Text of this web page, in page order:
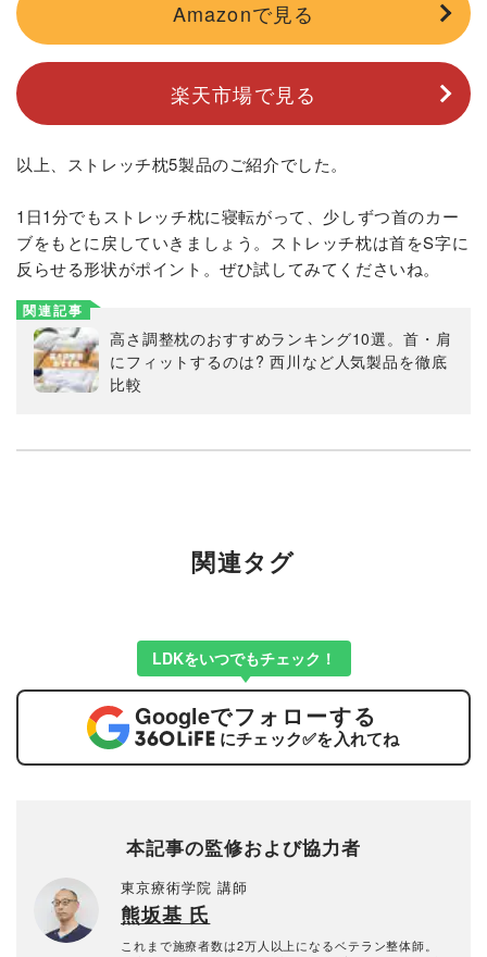
Amazonで見る
楽天市場で見る
以上、ストレッチ枕5製品のご紹介でした。
1日1分でもストレッチ枕に寝転がって、少しずつ首のカー
ブをもとに戻していきましょう。ストレッチ枕は首をS字に
反らせる形状がポイント。ぜひ試してみてくださいね。
関連記事
高さ調整枕のおすすめランキング10選。首・肩
にフィットするのは? 西川など人気製品を徹底
比較
関連タグ
LDKをいつでもチェック！
Googleでフォローする
にチェック✅を入れてね
本記事の監修および協力者
東京療術学院 講師
熊坂基 氏
これまで施療者数は2万人以上になるベテラン整体師。